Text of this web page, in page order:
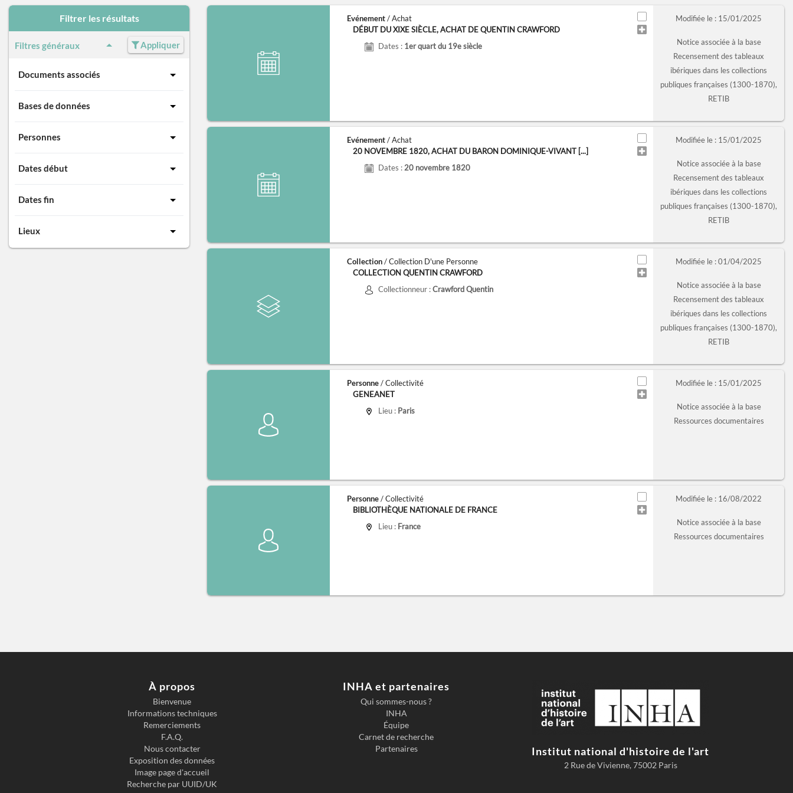
Filtrer les résultats
Filtres généraux Appliquer
Documents associés
Bases de données
Personnes
Dates début
Dates fin
Lieux
Evénement/ Achat
DÉBUT DU XIXE SIÈCLE, ACHAT DE QUENTIN CRAWFORD
Dates : 1er quart du 19e siècle
Modifiée le : 15/01/2025
Notice associée à la base
Recensement des tableaux
ibériques dans les collections
publiques françaises (1300-1870),
RETIB
Evénement/ Achat
20 NOVEMBRE 1820, ACHAT DU BARON DOMINIQUE-VIVANT [...]
Dates : 20 novembre 1820
Modifiée le : 15/01/2025
Notice associée à la base
Recensement des tableaux
ibériques dans les collections
publiques françaises (1300-1870),
RETIB
Collection/ Collection D'une Personne
COLLECTION QUENTIN CRAWFORD
Collectionneur :Crawford Quentin
Modifiée le : 01/04/2025
Notice associée à la base
Recensement des tableaux
ibériques dans les collections
publiques françaises (1300-1870),
RETIB
Personne/ Collectivité
GENEANET
Lieu : Paris
Modifiée le : 15/01/2025
Notice associée à la base
Ressources documentaires
Personne/ Collectivité
BIBLIOTHÈQUE NATIONALE DE FRANCE
Lieu : France
Modifiée le : 16/08/2022
Notice associée à la base
Ressources documentaires
À propos
Bienvenue
Informations techniques
Remerciements
F.A.Q.
Nous contacter
Exposition des données
Image page d'accueil
Recherche par UUID/UK
INHA et partenaires
Qui sommes-nous ?
INHA
Équipe
Carnet de recherche
Partenaires
Institut national d'histoire de l'art
2 Rue de Vivienne, 75002 Paris